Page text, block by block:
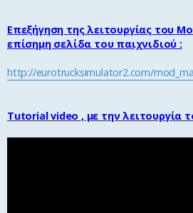
Επεξήγηση της λειτουργίας του
επίσημη σελίδα του παιχνιδιού :
http://eurotrucksimulator2.com/
Tutorial video , με την λειτουργία